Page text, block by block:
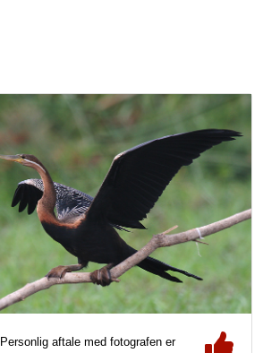
Personlig aftale med fotografen er